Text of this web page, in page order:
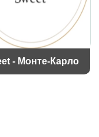
- Монте-Карло